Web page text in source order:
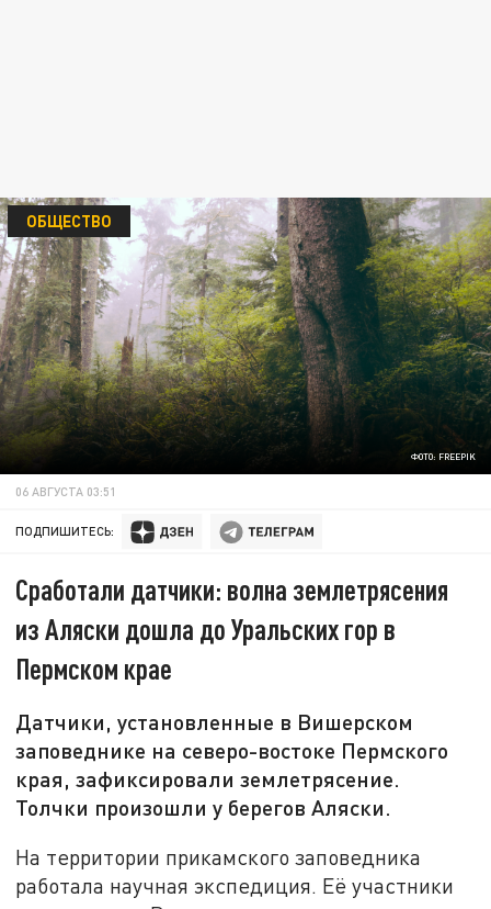
ФОТО: FREEPIK
ОБЩЕСТВО
06 АВГУСТА 03:51
ПОДПИШИТЕСЬ:
Сработали датчики: волна землетрясения
из Аляски дошла до Уральских гор в
Пермском крае
Датчики, установленные в Вишерском
заповеднике на северо-востоке Пермского
края, зафиксировали землетрясение.
Толчки произошли у берегов Аляски.
На территории прикамского заповедника
работала научная экспедиция. Её участники